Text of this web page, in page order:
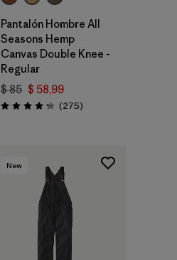
Pantalón Hombre All
Seasons Hemp
Canvas Double Knee -
Regular
$ 85 $ 58,99
Valoración: 4.2 / 5
(275Comentarios
)
New